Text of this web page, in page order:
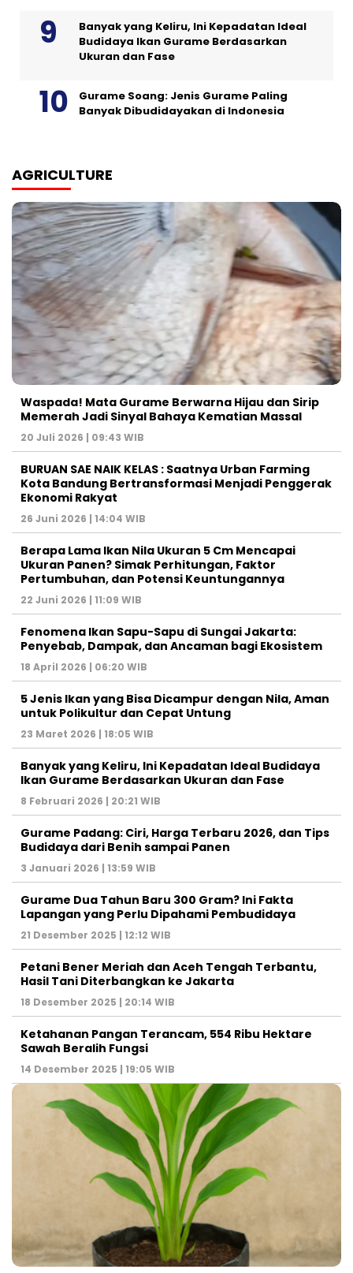
Banyak yang Keliru, Ini Kepadatan Ideal
Budidaya Ikan Gurame Berdasarkan
Ukuran dan Fase
Gurame Soang: Jenis Gurame Paling
Banyak Dibudidayakan di Indonesia
AGRICULTURE
Waspada! Mata Gurame Berwarna Hijau dan Sirip
Memerah Jadi Sinyal Bahaya Kematian Massal
20 Juli 2026 | 09:43 WIB
BURUAN SAE NAIK KELAS : Saatnya Urban Farming
Kota Bandung Bertransformasi Menjadi Penggerak
Ekonomi Rakyat
26 Juni 2026 | 14:04 WIB
Berapa Lama Ikan Nila Ukuran 5 Cm Mencapai
Ukuran Panen? Simak Perhitungan, Faktor
Pertumbuhan, dan Potensi Keuntungannya
22 Juni 2026 | 11:09 WIB
Fenomena Ikan Sapu-Sapu di Sungai Jakarta:
Penyebab, Dampak, dan Ancaman bagi Ekosistem
18 April 2026 | 06:20 WIB
5 Jenis Ikan yang Bisa Dicampur dengan Nila, Aman
untuk Polikultur dan Cepat Untung
23 Maret 2026 | 18:05 WIB
Banyak yang Keliru, Ini Kepadatan Ideal Budidaya
Ikan Gurame Berdasarkan Ukuran dan Fase
8 Februari 2026 | 20:21 WIB
Gurame Padang: Ciri, Harga Terbaru 2026, dan Tips
Budidaya dari Benih sampai Panen
3 Januari 2026 | 13:59 WIB
Gurame Dua Tahun Baru 300 Gram? Ini Fakta
Lapangan yang Perlu Dipahami Pembudidaya
21 Desember 2025 | 12:12 WIB
Petani Bener Meriah dan Aceh Tengah Terbantu,
Hasil Tani Diterbangkan ke Jakarta
18 Desember 2025 | 20:14 WIB
Ketahanan Pangan Terancam, 554 Ribu Hektare
Sawah Beralih Fungsi
14 Desember 2025 | 19:05 WIB